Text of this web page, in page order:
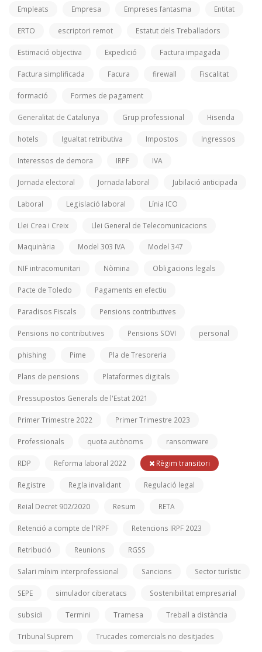
Empleats Empresa Empreses fantasma Entitat
ERTO escriptori remot Estatut dels Treballadors
Estimació objectiva Expedició Factura impagada
Factura simplificada Facura firewall Fiscalitat
formació Formes de pagament
Generalitat de Catalunya Grup professional Hisenda
hotels Igualtat retributiva Impostos Ingressos
Interessos de demora IRPF IVA
Jornada electoral Jornada laboral Jubilació anticipada
Laboral Legislació laboral Línia ICO
Llei Crea i Creix Llei General de Telecomunicacions
Maquinària Model 303 IVA Model 347
NIF intracomunitari Nòmina Obligacions legals
Pacte de Toledo Pagaments en efectiu
Paradisos Fiscals Pensions contributives
Pensions no contributives Pensions SOVI personal
phishing Pime Pla de Tresoreria
Plans de pensions Plataformes digitals
Pressupostos Generals de l'Estat 2021
Primer Trimestre 2022 Primer Trimestre 2023
Professionals quota autònoms ransomware
RDP Reforma laboral 2022 Règim transitori
Registre Regla invalidant Regulació legal
Reial Decret 902/2020 Resum RETA
Retenció a compte de l'IRPF Retencions IRPF 2023
Retribució Reunions RGSS
Salari mínim interprofessional Sancions Sector turístic
SEPE simulador ciberatacs Sostenibilitat empresarial
subsidi Termini Tramesa Treball a distància
Tribunal Suprem Trucades comercials no desitjades